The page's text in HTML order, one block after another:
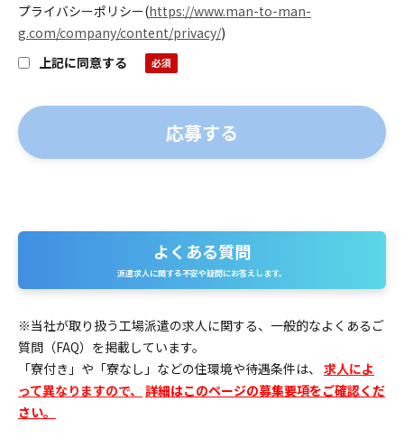
プライバシーポリシー(https://www.man-to-man-
g.com/company/content/privacy/)
上記に同意する
く
あ
る
質
問
よくある質問
派遣求人に関する不安や疑問にお答えします。
※当社が取り扱う工場派遣の求人に関する、一般的なよくあるご
質問（FAQ）を掲載しています。
「寮付き」や「寮なし」などの住環境や待遇条件は、 求人によ
って異なりますので、 詳細はこのページの募集要項をご確認くだ
さい。